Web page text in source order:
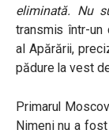
eliminată. Nu
transmis într-un
al Apărării,
pădure la vest
Primarul
Nimeni nu a